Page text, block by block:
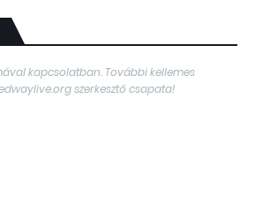
kapcsolatban. További kellemes
szerkesztő csapata!